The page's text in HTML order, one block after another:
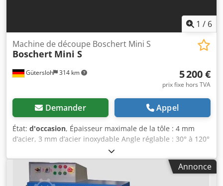
1 / 6
Gütersloh 314 km
Machine de découpe Boschert Mini S
Boschert Mini S
5 200 €
prix fixe hors TVA
Demander Appel
État: d'occasion, Épaisseur maximale de la tôle : 4 mm
d’acier, 3 mm d’acier inoxydable Angle réglable : 30° à 120°
Réglage pneumatique de l’angle Déclenchement de la
course par pédale Course simple ou course double,
réglable à l’aide d’un sélecteur Poids : environ 1000 kg
Dsdpszl Du Hjfx Amreck
Annonce